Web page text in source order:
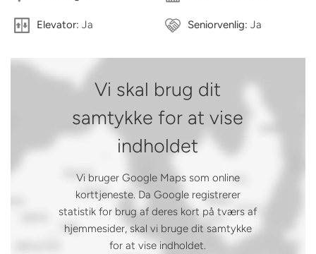
Elevator: Ja Seniorvenlig: Ja
Vi skal brug dit
samtykke for at vise
indholdet
Vi bruger Google Maps som online
korttjeneste. Da Google registrerer
statistik for brug af deres kort på tværs af
hjemmesider, skal vi bruge dit samtykke
for at vise indholdet.